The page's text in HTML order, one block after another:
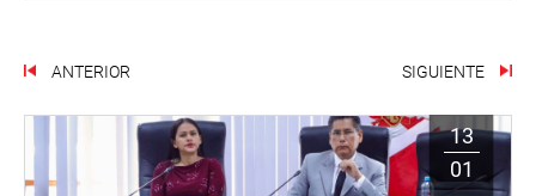
ANTERIOR SIGUIENTE
13
01